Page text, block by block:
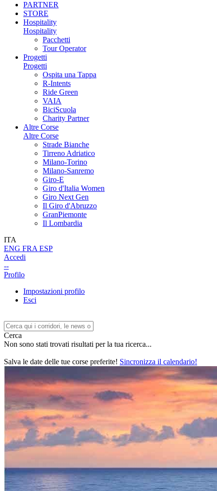
PARTNER
STORE
Hospitality
Hospitality
Pacchetti
Tour Operator
Progetti
Progetti
Ospita una Tappa
R-Intents
Ride Green
VAIA
BiciScuola
Charity Partner
Altre Corse
Altre Corse
Strade Bianche
Tirreno Adriatico
Milano-Torino
Milano-Sanremo
Giro-E
Giro d'Italia Women
Giro Next Gen
Il Giro d'Abruzzo
GranPiemonte
Il Lombardia
ITA
ENG FRA ESP
Accedi
--
Profilo
Impostazioni profilo
Esci
Cerca
Non sono stati trovati risultati per la tua ricerca...
Salva le date delle tue corse preferite! Sincronizza il calendario!